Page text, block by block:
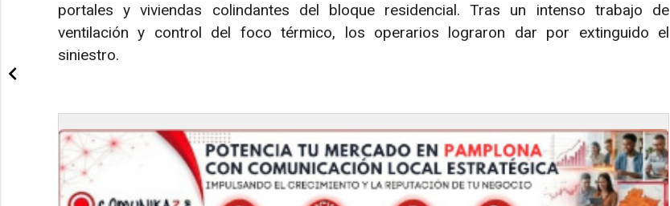
portales y viviendas colindantes del bloque residencial. Tras un intenso trabajo de
ventilación y control del foco térmico, los operarios lograron dar por extinguido el
siniestro.